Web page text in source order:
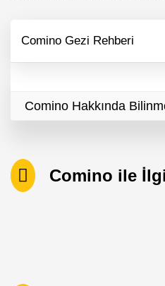
Comino Gezi Rehberi
Comino Hakkında
Comino ile